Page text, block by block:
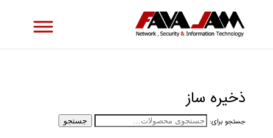
ذخیره ساز
جستجو برای: جستجو